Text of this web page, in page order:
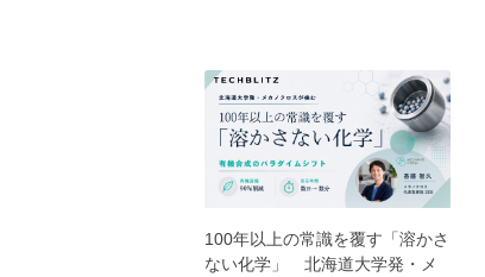
100年以上の常識を覆す「溶かさ
ない化学」 北海道大学発・メ